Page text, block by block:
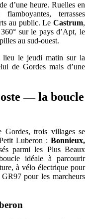
d’une heure. Ruelles en
terrasses
au public. Le Castrum,
sur le pays d’Apt, le
au sud-ouest.
lieu le jeudi matin sur la
de Gordes mais d’une
— la boucle
trois villages se
Luberon : Bonnieux,
parmi les Plus Beaux
idéale à parcourir
à vélo électrique pour
pour les marcheurs